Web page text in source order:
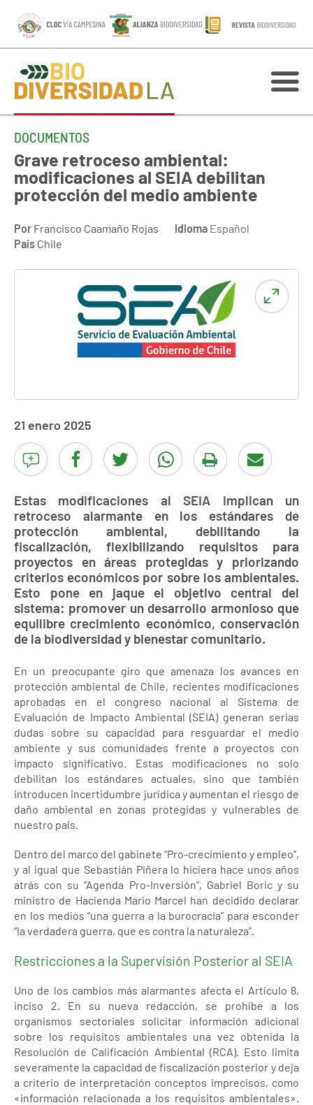
DOCUMENTOS
Grave retroceso ambiental:
modificaciones al SEIA debilitan
protección del medio ambiente
Por Francisco Caamaño Rojas Idioma Español
País Chile
21 enero 2025
Estas modificaciones al SEIA implican un
retroceso alarmante en los estándares de
protección ambiental, debilitando la
fiscalización, flexibilizando requisitos para
proyectos en áreas protegidas y priorizando
criterios económicos por sobre los ambientales.
Esto pone en jaque el objetivo central del
sistema: promover un desarrollo armonioso que
equilibre crecimiento económico, conservación
de la biodiversidad y bienestar comunitario.
En un preocupante giro que amenaza los avances en
protección ambiental de Chile, recientes modificaciones
aprobadas en el congreso nacional al Sistema de
Evaluación de Impacto Ambiental (SEIA) generan serias
dudas sobre su capacidad para resguardar el medio
ambiente y sus comunidades frente a proyectos con
impacto significativo. Estas modificaciones no solo
debilitan los estándares actuales, sino que también
introducen incertidumbre jurídica y aumentan el riesgo de
daño ambiental en zonas protegidas y vulnerables de
nuestro país.
Dentro del marco del gabinete “Pro-crecimiento y empleo”,
y al igual que Sebastián Piñera lo hiciera hace unos años
atrás con su “Agenda Pro-Inversión”, Gabriel Boric y su
ministro de Hacienda Mario Marcel han decidido declarar
en los medios “una guerra a la burocracia” para esconder
“la verdadera guerra, que es contra la naturaleza”.
Restricciones a la Supervisión Posterior al SEIA
Uno de los cambios más alarmantes afecta el Artículo 8,
inciso 2. En su nueva redacción, se prohíbe a los
organismos sectoriales solicitar información adicional
sobre los requisitos ambientales una vez obtenida la
Resolución de Calificación Ambiental (RCA). Esto limita
severamente la capacidad de fiscalización posterior y deja
a criterio de interpretación conceptos imprecisos, como
«información relacionada a los requisitos ambientales».